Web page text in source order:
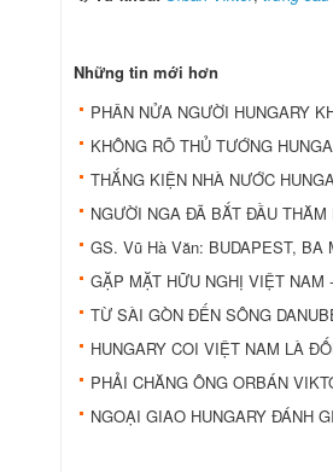
Những tin mới hơn
PHÂN NỬA NGƯỜI HUNGARY
KHÔNG RÕ THỦ TƯỚNG
THẮNG KIỆN NHÀ NƯỚC
NGƯỜI NGA ĐÃ BẮT ĐẦU THĂM
GS. Vũ Hà Văn: BUDAPEST, BA
GẶP MẶT HỮU NGHỊ VIỆT NAM
TỪ SÀI GÒN ĐẾN SÔNG
HUNGARY COI VIỆT NAM LÀ
PHẢI CHĂNG ÔNG ORBÁN
NGOẠI GIAO HUNGARY ĐÁNH